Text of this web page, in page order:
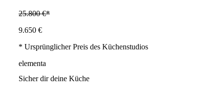
25.800 €*
9.650 €
* Ursprünglicher Preis des Küchenstudios
elementa
Sicher dir deine Küche